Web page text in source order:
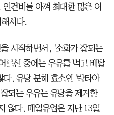
건비를 아껴 최대한 많은 어
서다.
시작하면서, '소화가 잘되는
르신 중에는 우유를 먹고 배탈
다. 유당 분해 효소인 '락타아
되는 우유는 유당을 제거한
않다. 매일유업은 지난 13일